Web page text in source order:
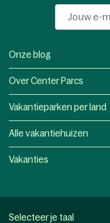
Onze blog
Over Center Parcs
Vakantieparken per land
Alle vakantiehuizen
Vakanties
Selecteer je taal